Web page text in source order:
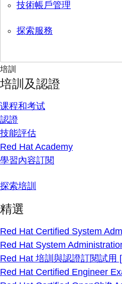
技術帳戶管理
探索服務
培訓
培訓及認證
课程和考试
認證
技能評估
Red Hat Academy
學習內容訂閱
探索培訓
精選
Red Hat Certified System
Red Hat System
Red Hat 培訓與認證訂閱試用
Red Hat Certified Engineer